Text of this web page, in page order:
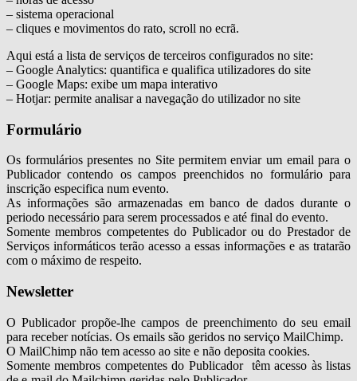
– sistema operacional
– cliques e movimentos do rato, scroll no ecrã.
Aqui está a lista de serviços de terceiros configurados no site:
– Google Analytics: quantifica e qualifica utilizadores do site
– Google Maps: exibe um mapa interativo
– Hotjar: permite analisar a navegação do utilizador no site
Formulário
Os formulários presentes no Site permitem enviar um email para o
Publicador contendo os campos preenchidos no formulário para
inscrição especifica num evento.
As informações são armazenadas em banco de dados durante o
periodo necessário para serem processados e até final do evento.
Somente membros competentes do Publicador ou do Prestador de
Serviços informáticos terão acesso a essas informações e as tratarão
com o máximo de respeito.
Newsletter
O Publicador propõe-lhe campos de preenchimento do seu email
para receber notícias. Os emails são geridos no serviço MailChimp.
O MailChimp não tem acesso ao site e não deposita cookies.
Somente membros competentes do Publicador têm acesso às listas